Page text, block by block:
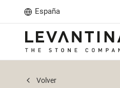
España
Volver